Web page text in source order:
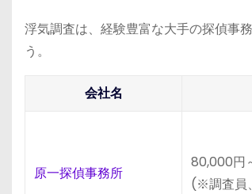
浮気調査は、経験豊富な大手の探偵事
う。
会社名
原一探偵事務所
80,000円
(※調査員